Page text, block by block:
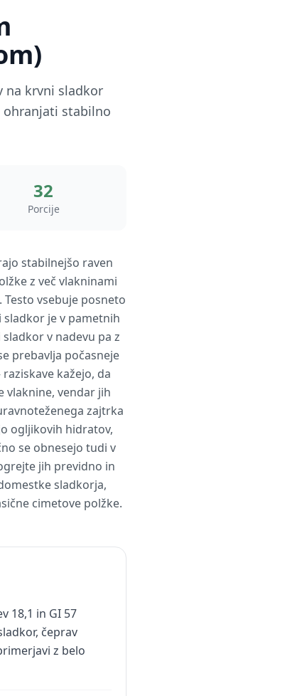
na krvni sladkor
ohranjati stabilno
32
Porcije
stabilnejšo raven
z več vlakninami
vsebuje posneto
je v pametnih
v nadevu pa z
prebavlja počasneje
kažejo, da
vlaknine, vendar jih
zajtrka
ogljikovih hidratov,
se obnesejo tudi v
jih previdno in
sladkorja,
cimetove polžke.
18,1 in GI 57
čeprav
z belo